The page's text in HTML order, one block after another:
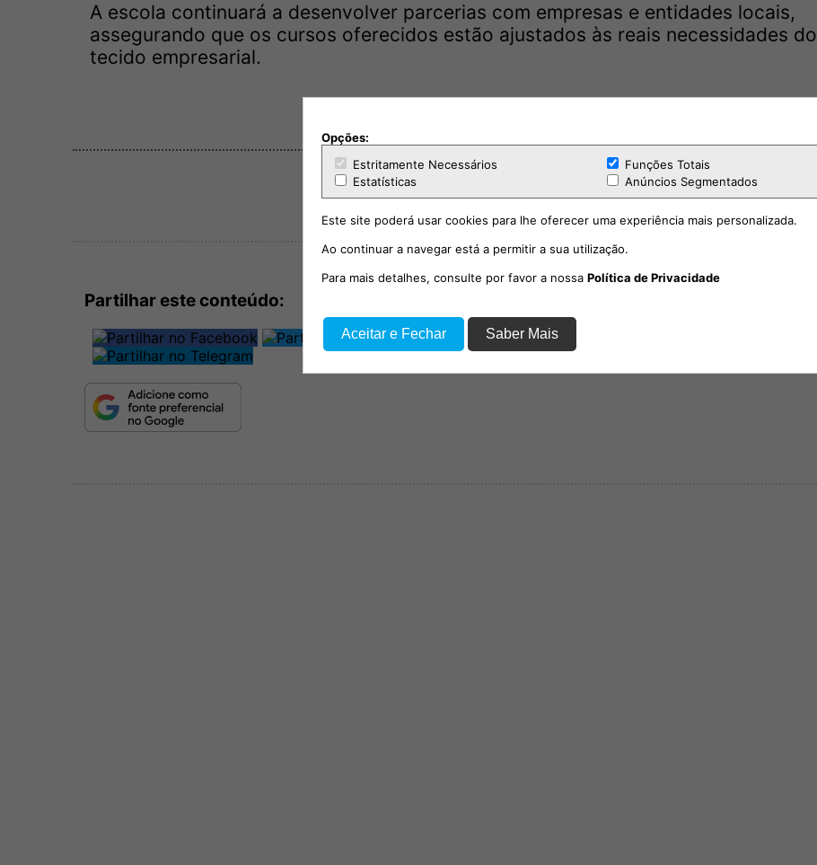
A escola continuará a desenvolver parcerias com empresas e entidades locais,
assegurando que os cursos oferecidos estão ajustados às reais necessidades do
tecido empresarial.
Partilhar este conteúdo:
Opções:
Estritamente Necessários
Funções Totais
Estatísticas
Anúncios Segmentados
Este site poderá usar cookies para lhe oferecer uma experiência mais personalizada.
Ao continuar a navegar está a permitir a sua utilização.
Para mais detalhes, consulte por favor a nossa Política de Privacidade
Aceitar e Fechar Saber Mais